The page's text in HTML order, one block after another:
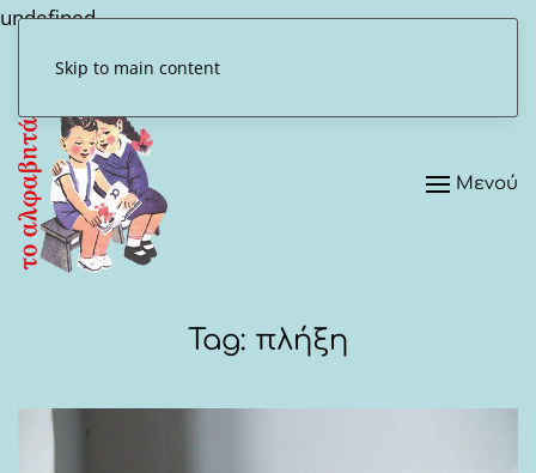
undefined
Skip to main content
Μενού
Tag: πλήξη